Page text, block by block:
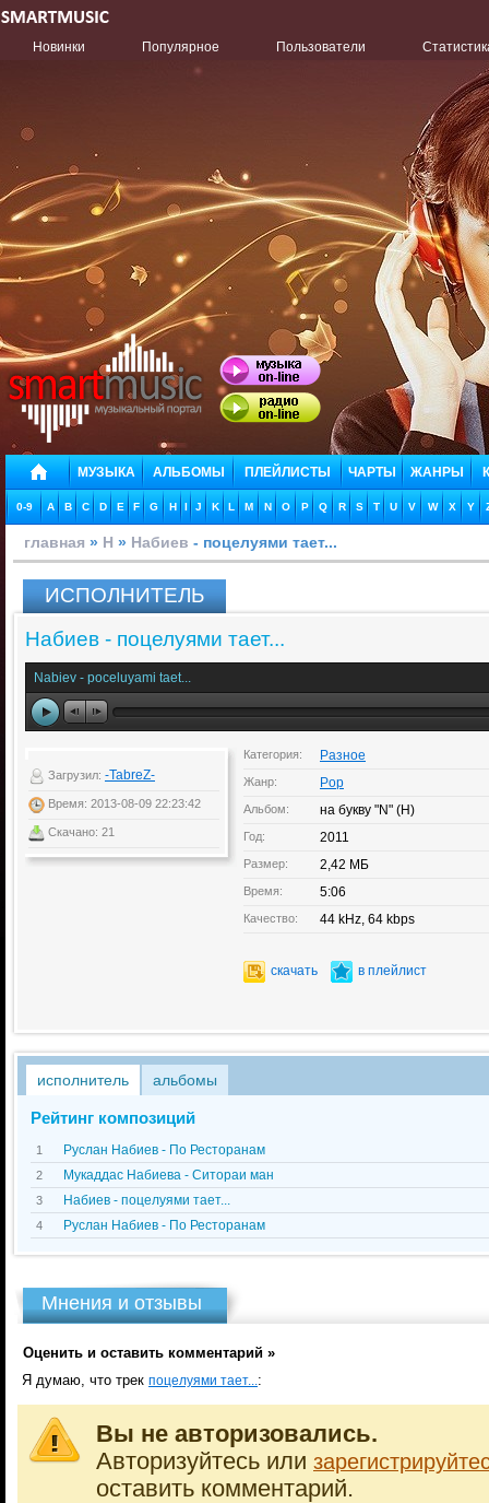
Новинки Популярное Пользователи
МУЗЫКА АЛЬБОМЫ ПЛЕЙЛИСТЫ ЧАРТЫ ЖАНРЫ
0-9 A B C D E F G H I J K L M N O P Q R S T U V W X Y
главная » Н » Набиев - поцелуями тает...
ИСПОЛНИТЕЛЬ
Набиев - поцелуями тает...
Nabiev - poceluyami taet...
Загрузил: -TabreZ-
Время: 2013-08-09 22:23:42
Скачано: 21
Категория: Разное
Жанр: Pop
Альбом: на букву "N" (Н)
Год: 2011
Размер: 2,42 МБ
Время: 5:06
Качество: 44 kHz, 64 kbps
скачать в плейлист
исполнитель альбомы
Рейтинг композиций
1 Руслан Набиев - По Ресторанам
2 Мукаддас Набиева - Ситораи ман
3 Набиев - поцелуями тает...
4 Руслан Набиев - По Ресторанам
Мнения и отзывы
Оценить и оставить комментарий »
Я думаю, что трек поцелуями тает...:
Вы не авторизовались.
Авторизуйтесь или
оставить комментарий.